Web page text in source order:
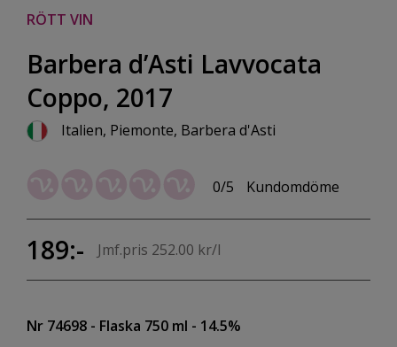
RÖTT VIN
Barbera d’Asti Lavvocata
Coppo, 2017
Italien, Piemonte, Barbera d'Asti
0/5 Kundomdöme
189:- Jmf.pris 252.00 kr/l
Nr 74698 - Flaska 750 ml - 14.5%